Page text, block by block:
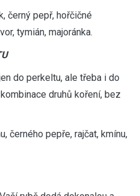
černý pepř, hořčičné
tymián, majoránka.
do perkeltu, ale třeba i do
druhů koření, bez
černého pepře, rajčat, kmínu,